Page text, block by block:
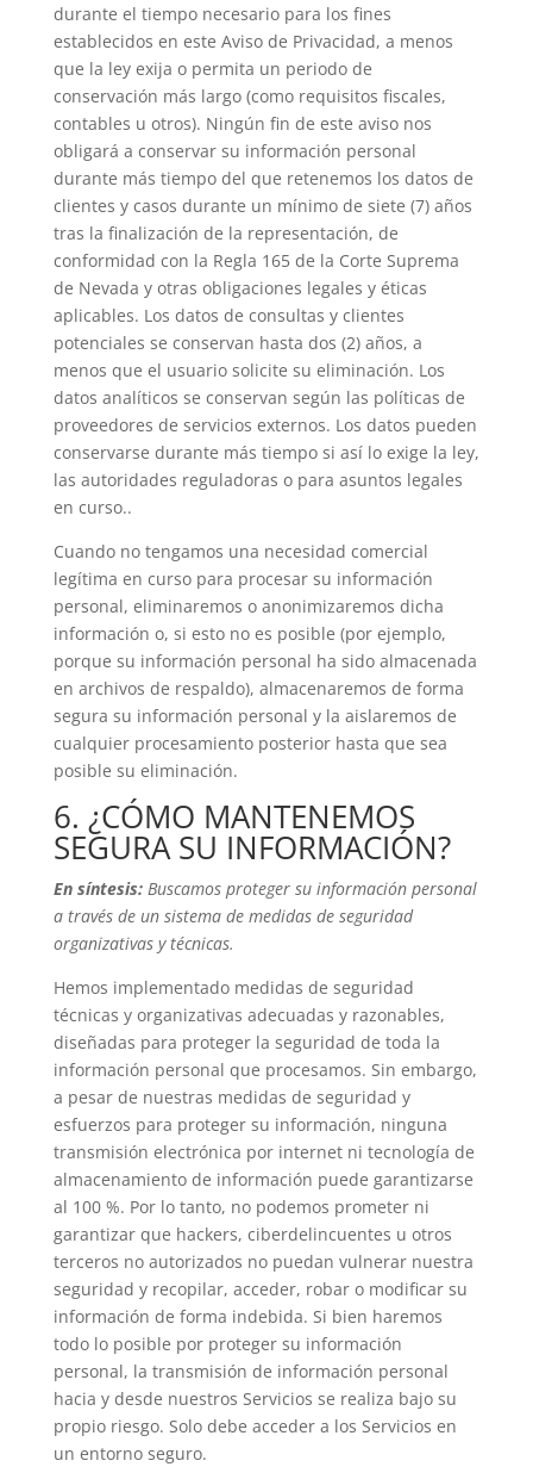
durante el tiempo necesario para los fines
establecidos en este Aviso de Privacidad, a menos
que la ley exija o permita un periodo de
conservación más largo (como requisitos fiscales,
contables u otros). Ningún fin de este aviso nos
obligará a conservar su información personal
durante más tiempo del que retenemos los datos de
clientes y casos durante un mínimo de siete (7) años
tras la finalización de la representación, de
conformidad con la Regla 165 de la Corte Suprema
de Nevada y otras obligaciones legales y éticas
aplicables. Los datos de consultas y clientes
potenciales se conservan hasta dos (2) años, a
menos que el usuario solicite su eliminación. Los
datos analíticos se conservan según las políticas de
proveedores de servicios externos. Los datos pueden
conservarse durante más tiempo si así lo exige la ley,
las autoridades reguladoras o para asuntos legales
en curso..
Cuando no tengamos una necesidad comercial
legítima en curso para procesar su información
personal, eliminaremos o anonimizaremos dicha
información o, si esto no es posible (por ejemplo,
porque su información personal ha sido almacenada
en archivos de respaldo), almacenaremos de forma
segura su información personal y la aislaremos de
cualquier procesamiento posterior hasta que sea
posible su eliminación.
6. ¿CÓMO MANTENEMOS
SEGURA SU INFORMACIÓN?
En síntesis: Buscamos proteger su información personal
a través de un sistema de medidas de seguridad
organizativas y técnicas.
Hemos implementado medidas de seguridad
técnicas y organizativas adecuadas y razonables,
diseñadas para proteger la seguridad de toda la
información personal que procesamos. Sin embargo,
a pesar de nuestras medidas de seguridad y
esfuerzos para proteger su información, ninguna
transmisión electrónica por internet ni tecnología de
almacenamiento de información puede garantizarse
al 100 %. Por lo tanto, no podemos prometer ni
garantizar que hackers, ciberdelincuentes u otros
terceros no autorizados no puedan vulnerar nuestra
seguridad y recopilar, acceder, robar o modificar su
información de forma indebida. Si bien haremos
todo lo posible por proteger su información
personal, la transmisión de información personal
hacia y desde nuestros Servicios se realiza bajo su
propio riesgo. Solo debe acceder a los Servicios en
un entorno seguro.